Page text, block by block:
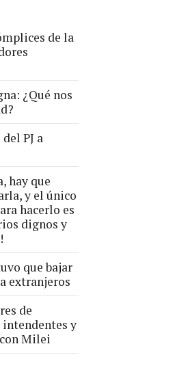
de la
¿Qué nos
PJ a
hay que
y el único
hacerlo es
dignos y
que bajar
extranjeros
de
intendentes y
Milei